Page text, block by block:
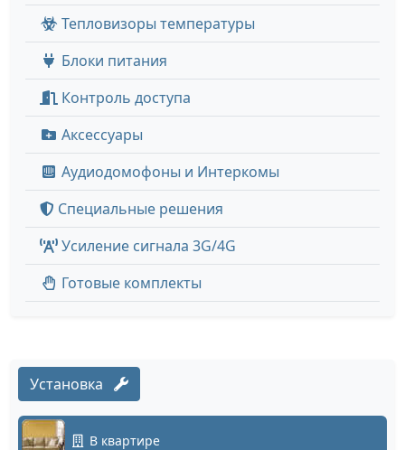
Тепловизоры температуры
Блоки питания
Контроль доступа
Аксессуары
Аудиодомофоны и Интеркомы
Специальные решения
Усиление сигнала 3G/4G
Готовые комплекты
Установка
В квартире